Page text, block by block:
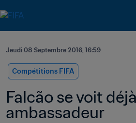
Jeudi 08 Septembre 2016, 16:59
Compétitions FIFA
Falcão se voit
ambassadeur